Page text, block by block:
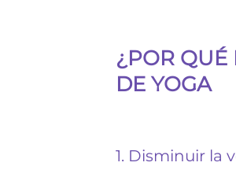
¿POR QUÉ
DE YOGA
1. Disminuir la